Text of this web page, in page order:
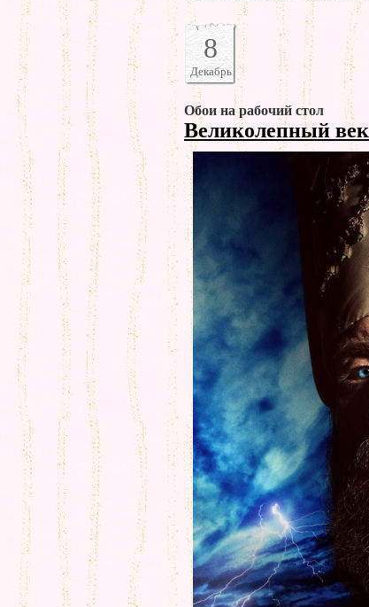
8
Декабрь
Обои на рабочий стол
Великолепный век